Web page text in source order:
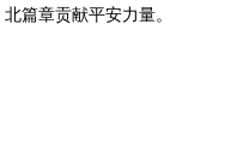
北篇章贡献平安力量。